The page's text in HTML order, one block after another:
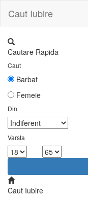
Caut Iubire
Cautare Rapida
Caut
Barbat
Femeie
Din
Varsta
Caut Iubire